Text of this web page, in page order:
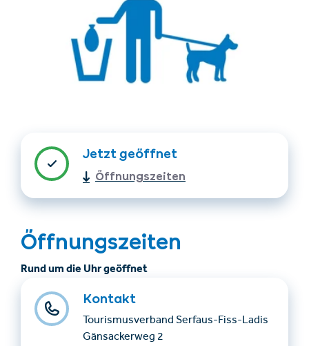
Unterkünfte finden
Ticket- &
info@serfaus-fiss-ladis.at
Jetzt geöffnet
Öffnungszeiten
Öffnungszeiten
Rund um die Uhr geöffnet
Kontakt
Tourismusverband Serfaus-Fiss-Ladis
Gänsackerweg 2